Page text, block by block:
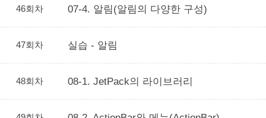
46회차 07-4. 알림(알림의 다양한 구성)
47회차 실습 - 알림
48회차 08-1. JetPack의 라이브러리